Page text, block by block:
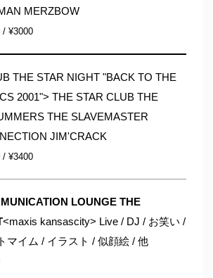
MERZBOW
/ ¥3000
THE STAR NIGHT "BACK TO THE
2001"> THE STAR CLUB THE
THE SLAVEMASTER
JIM'CRACK
/ ¥3400
LOUNGE THE
<maxis kansascity> Live / DJ / お笑い /
マイム / イラスト / 似顔絵 / 他